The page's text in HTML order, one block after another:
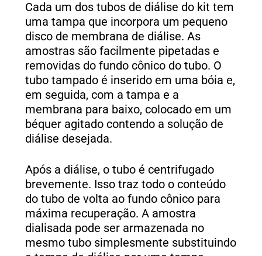
Cada um dos tubos de diálise do kit tem
uma tampa que incorpora um pequeno
disco de membrana de diálise. As
amostras são facilmente pipetadas e
removidas do fundo cônico do tubo. O
tubo tampado é inserido em uma bóia e,
em seguida, com a tampa e a
membrana para baixo, colocado em um
béquer agitado contendo a solução de
diálise desejada.
Após a diálise, o tubo é centrifugado
brevemente. Isso traz todo o conteúdo
do tubo de volta ao fundo cônico para
máxima recuperação. A amostra
dialisada pode ser armazenada no
mesmo tubo simplesmente substituindo